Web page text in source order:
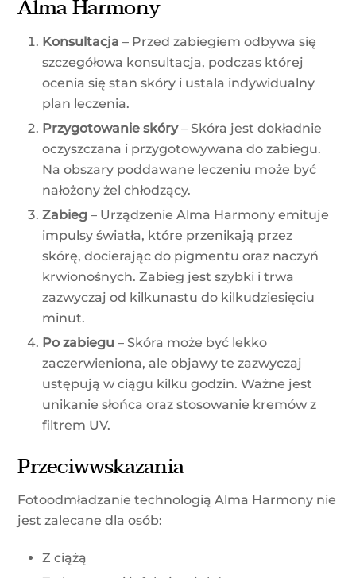
Alma Harmony
Konsultacja – Przed zabiegiem odbywa się
szczegółowa konsultacja, podczas której
ocenia się stan skóry i ustala indywidualny
plan leczenia.
Przygotowanie skóry– Skóra jest dokładnie
oczyszczana i przygotowywana do zabiegu.
Na obszary poddawane leczeniu może być
nałożony żel chłodzący.
Zabieg – Urządzenie Alma Harmony emituje
impulsy światła, które przenikają przez
skórę, docierając do pigmentu oraz naczyń
krwionośnych. Zabieg jest szybki i trwa
zazwyczaj od kilkunastu do kilkudziesięciu
minut.
Po zabiegu – Skóra może być lekko
zaczerwieniona, ale objawy te zazwyczaj
ustępują w ciągu kilku godzin. Ważne jest
unikanie słońca oraz stosowanie kremów z
filtrem UV.
Przeciwwskazania
Fotoodmładzanie technologią Alma Harmony nie
jest zalecane dla osób:
Z ciążą